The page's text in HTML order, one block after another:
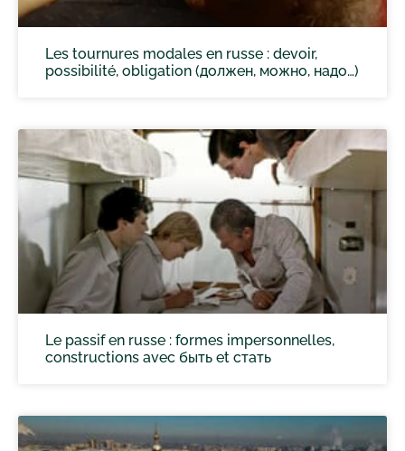
Les tournures modales en russe : devoir,
possibilité, obligation (должен, можно, надо…)
Le passif en russe : formes impersonnelles,
constructions avec быть et стать